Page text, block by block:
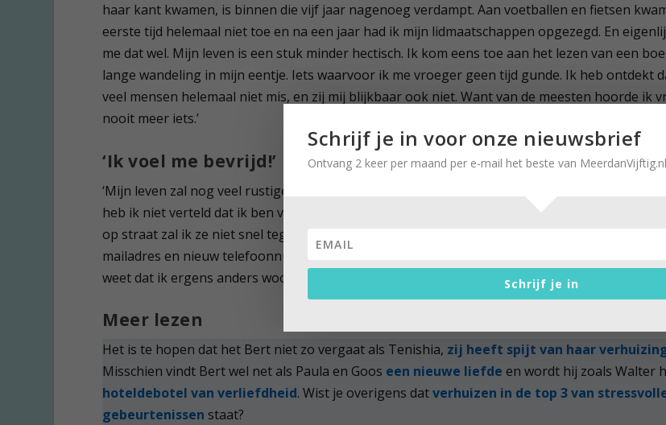
haar kant kwamen, is binnen die vijf jaar nagenoeg verdampt. Aan voetballen en fietsen
eerste tijd helemaal niet toe en na een jaar had ik mijn lidmaatschappen opgezegd. En
me dat wel. Mijn leven is een stuk minder hectisch. Ik kom eens toe aan het lezen van een
lange wandeling in mijn eentje. Iets waarvoor ik me vroeger geen tijd gunde. Ik heb ontdekt
veel mensen helemaal niet mis, en zij mij blijkbaar ook niet. Want van de meesten hoorde ik
nooit meer iets.’
‘Ik voel me bevrijd!’
‘Mijn leven zal nog veel rustiger worden, want iedereen met wie ik nog maar sporadisch
heb ik niet verteld dat ik ben verhuisd. Mijn nieuwe woonplaats is dertig kilometer van de
op straat zal ik ze niet snel tegenkomen. Omdat het rustige leven zo plezierig is, heb ik een
mailadres en nieuw telefoonnummer genomen. En ook dat heb ik alleen met het kleine
weet dat ik ergens anders woon, gedeeld. Ik voel me gewoon bevrijd.’
Meer lezen
Het is te hopen dat het Bert niet zo vergaat als Tenishia, zij heeft spijt van haar
Misschien vindt Bert wel net als Paula en Goos een nieuwe liefde en wordt hij zoals Walter
hoteldebotel van verliefdheid. Wist je overigens datverhuizen in de top 3 van
gebeurtenissen staat?
Schrijf je in voor onze nieuwsbrief
Ontvang 2 keer per maand per e-mail het beste van MeerdanVijftig.nl
Schrijf je in